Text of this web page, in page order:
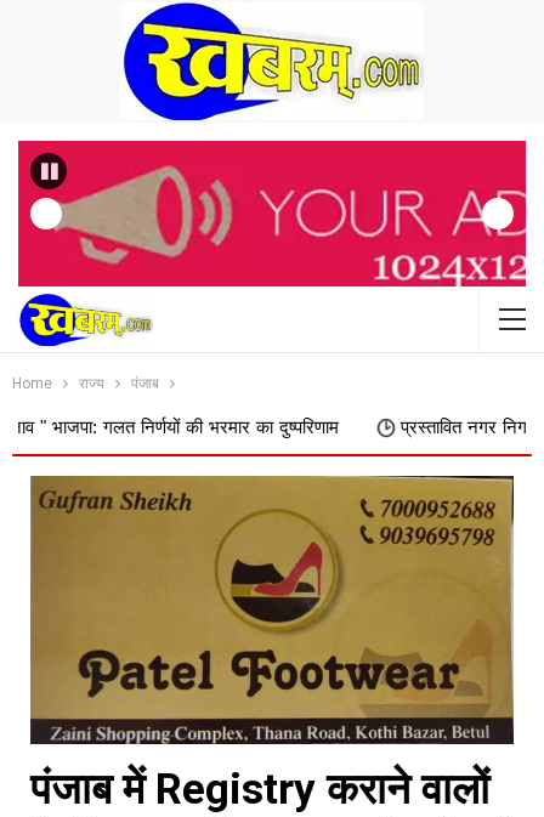
Previous
Home राज्य पंजाब
निर्णयों की भरमार का दुष्परिणाम प्रस्तावित नगर निगम में शामिल किए
पंजाब में Registry कराने वालों